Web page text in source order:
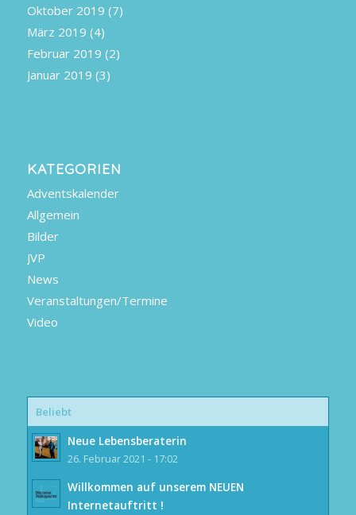
Oktober 2019 (7)
März 2019 (4)
Februar 2019 (2)
Januar 2019 (3)
KATEGORIEN
Adventskalender
Allgemein
Bilder
JVP
News
Veranstaltungen/Termine
Video
Beliebt
Neue Lebensberaterin
26. Februar 2021 - 17:02
Willkommen auf unserem NEUEN
Internetauftritt !